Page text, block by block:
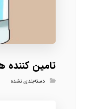
تامین کننده
دسته‌بندی نشده